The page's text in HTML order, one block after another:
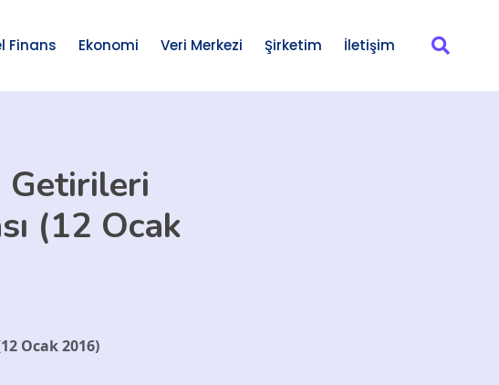
Finans Ekonomi Veri Merkezi Şirketim İletişim
Getirileri
(12 Ocak
Ocak 2016)